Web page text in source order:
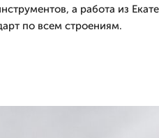
а работа из
по всем строениям.